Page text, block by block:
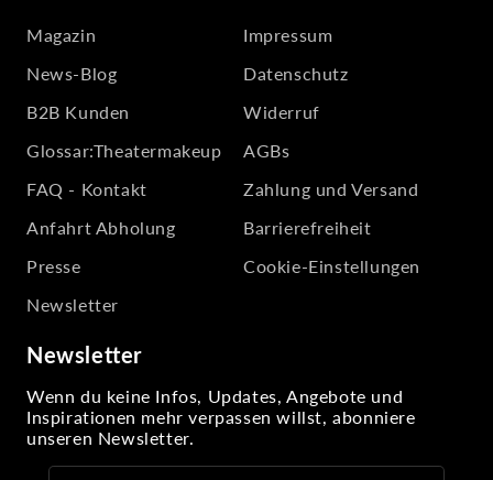
Magazin
News-Blog
B2B Kunden
Glossar:Theatermakeup
FAQ - Kontakt
Anfahrt Abholung
Presse
Newsletter
Impressum
Datenschutz
Widerruf
AGBs
Zahlung und Versand
Barrierefreiheit
Cookie-Einstellungen
Newsletter
Wenn du keine Infos, Updates, Angebote und
Inspirationen mehr verpassen willst, abonniere
unseren Newsletter.